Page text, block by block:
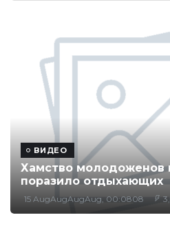
ВИДЕО
Хамство молодоженов
поразило отдыхающих
15 AugAugAugAug, 00:0808